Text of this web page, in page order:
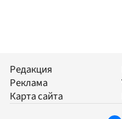
Редакция
Реклама
Карта сайта